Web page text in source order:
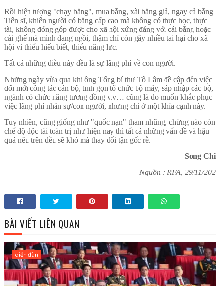
Rồi hiện tượng "chạy bằng", mua bằng, xài bằng giả, ngay cả bằng
Tiến sĩ, khiến người có bằng cấp cao mà không có thực học, thực
tài, không đóng góp được cho xã hội xứng đáng với cái bằng hoặc
cái ghế mà mình đang ngồi, thậm chí còn gây nhiều tai hại cho xã
hội vì thiếu hiểu biết, thiếu năng lực.
Tất cả những điều này đều là sự lãng phí về con người.
Những ngày vừa qua khi ông Tổng bí thư Tô Lâm đề cập đến việc
đổi mới công tác cán bộ, tinh gọn tổ chức bộ máy, sáp nhập các bộ,
ngành có chức năng tương đồng v.v… cũng là do muốn khắc phục
việc lãng phí nhân sự/con người, nhưng chỉ ở một khía cạnh này.
Tuy nhiên, cũng giống như "quốc nạn" tham nhũng, chừng nào còn
chế độ độc tài toàn trị như hiện nay thì tất cả những vấn đề và hậu
quả nêu trên đều sẽ khó mà thay đổi tận gốc rễ.
Song Chi
Nguồn : RFA, 29/11/202
BÀI VIẾT LIÊN QUAN
diễn đàn